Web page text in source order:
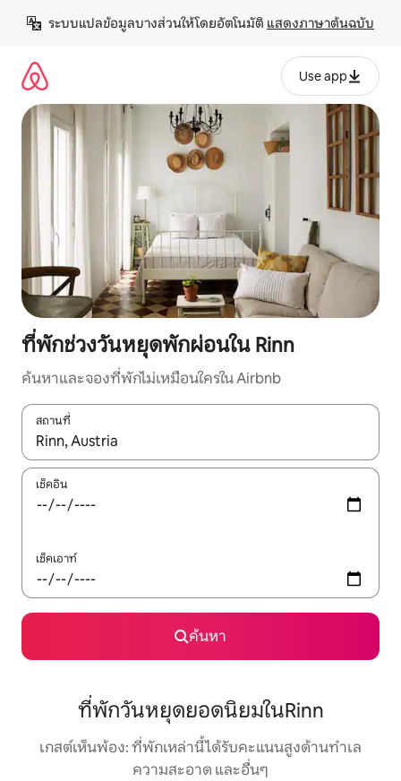
เนื้อหา
ระบบแปลข้อมูลบางส่วนให้โดยอัตโนมัติ แสดงภาษาต้นฉบับ
Use app
ที่พักช่วงวันหยุดพักผ่อนใน Rinn
ค้นหาและจองที่พักไม่เหมือนใครใน Airbnb
สถานที่
ใช้ลูกศรขึ้นลง หรือใช้การสัมผัสหรือปัด เพื่อสำรวจผลการค้นหา
เช็คอิน
เช็คเอาท์
ค้นหา
ที่พักวันหยุดยอดนิยมในRinn
เกสต์เห็นพ้อง: ที่พักเหล่านี้ได้รับคะแนนสูงด้านทำเล
ความสะอาด และอื่นๆ